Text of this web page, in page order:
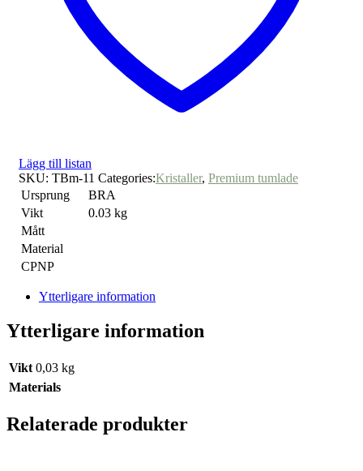
Lägg till listan
SKU: TBm-11 Categories:Kristaller, Premium tumlade
Ursprung
BRA
Vikt
0.03 kg
Mått
Material
CPNP
Ytterligare information
Ytterligare information
Vikt 0,03 kg
Materials
Relaterade produkter